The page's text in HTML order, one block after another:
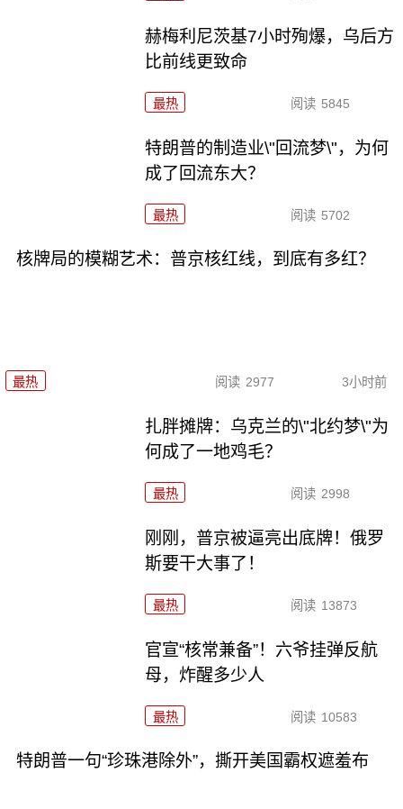
赫梅利尼茨基7小时殉爆，乌后方
比前线更致命
最热 阅读 5845
特朗普的制造业\"回流梦\"，为何
成了回流东大？
最热 阅读 5702
核牌局的模糊艺术：普京核红线，到底有多红？
最热 阅读 2977 3小时前
扎胖摊牌：乌克兰的\"北约梦\"为
何成了一地鸡毛？
最热 阅读 2998
刚刚，普京被逼亮出底牌！俄罗
斯要干大事了！
最热 阅读 13873
官宣“核常兼备”！六爷挂弹反航
母，炸醒多少人
最热 阅读 10583
特朗普一句“珍珠港除外”，撕开美国霸权遮羞布